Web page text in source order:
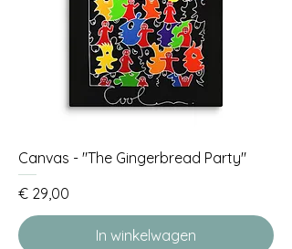
Canvas - "The Gingerbread Party"
Prijs
€ 29,00
In winkelwagen